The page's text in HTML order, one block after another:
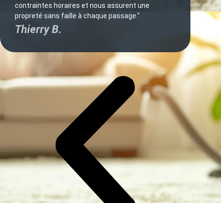
contraintes horaires et nous assurent une
propreté sans faille à chaque passage."
Thierry B.